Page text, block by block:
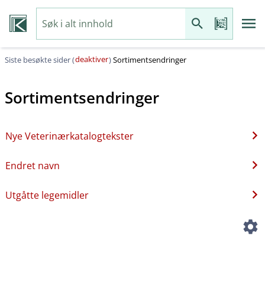
Siste besøkte sider (deaktiver)Sortimentsendringer
Sortimentsendringer
Nye Veterinærkatalogtekster
Endret navn
Utgåtte legemidler